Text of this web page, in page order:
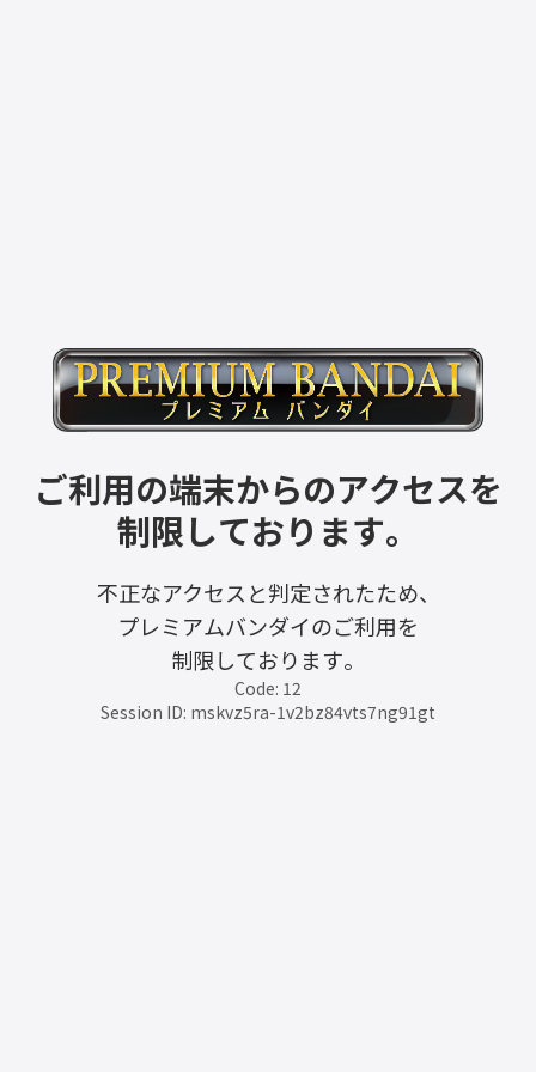
ご利用の端末からのアクセスを
制限しております。
不正なアクセスと判定されたため、
プレミアムバンダイのご利用を
制限しております。
Code: 12
Session ID: mskvz5ra-1v2bz84vts7ng91gt